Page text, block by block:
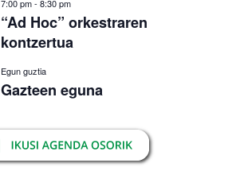
7:00 pm- 8:30 pm
“Ad Hoc” orkestraren
kontzertua
Egun guztia
Gazteen eguna